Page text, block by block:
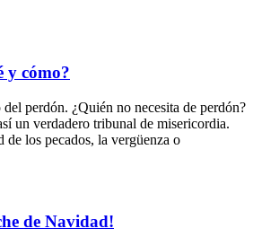
y cómo?
perdón. ¿Quién no necesita de perdón?
un verdadero tribunal de misericordia.
de los pecados, la vergüenza o
de Navidad!